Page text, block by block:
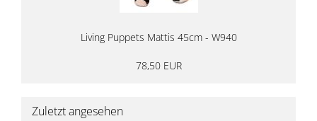
Living Puppets Mattis 45cm - W940
78,50 EUR
Zuletzt angesehen